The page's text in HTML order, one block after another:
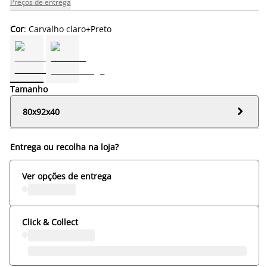
Cor: Carvalho claro+Preto
Tamanho
80x92x40

Entrega ou recolha na loja?
Ver opções de entrega
Click & Collect